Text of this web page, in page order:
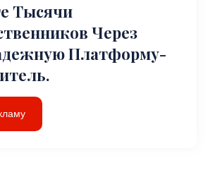
Тысячи
Через
Платформу-